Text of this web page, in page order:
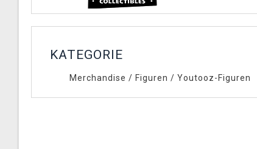
KATEGORIE
Merchandise / Figuren / Youtooz-Figuren